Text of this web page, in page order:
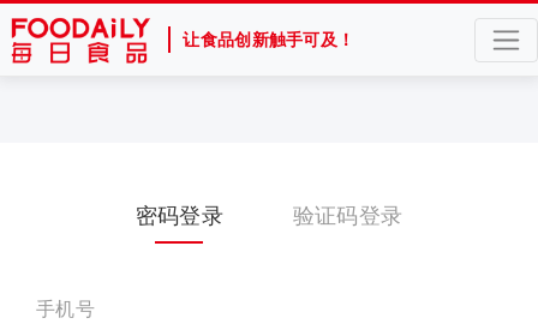
让食品创新触手可及！
密码登录 验证码登录
手机号